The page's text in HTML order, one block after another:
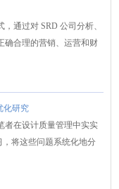
通过对 SRD 公司分析、
确合理的营销、运营和财
化研究
者在设计质量管理中实实
将这些问题系统化地分